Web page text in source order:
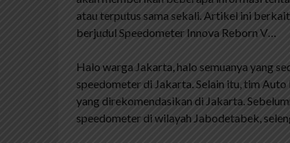
atau terputus sama sekali. Artikel ini
berjudul Speedometer Innova Reborn V…
Halo warga Jakarta, halo semuanya yang
speedometer di Jakarta. Selain itu, tim
yang direkomendasikan di Jakarta.
speedometer di wilayah Jabodetabek,